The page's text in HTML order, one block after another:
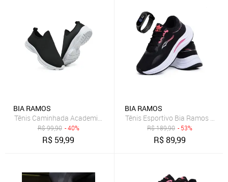
BIA RAMOS
Tênis Caminhada Academia Feminino Sem Cadarço Calce Facil
R$99,90 - 40%
R$ 59,99
BIA RAMOS
Tênis Esportivo Bia Ramos
R$189,90 - 53%
R$89,99